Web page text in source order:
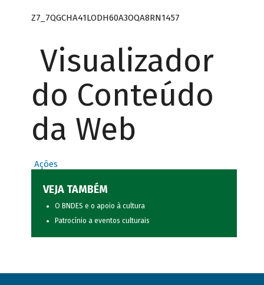
Z7_7QGCHA41LODH60A3OQA8RN1457
Visualizador
do Conteúdo
da Web
Ações
VEJA TAMBÉM
O BNDES e o apoio à cultura
Patrocínio a eventos culturais